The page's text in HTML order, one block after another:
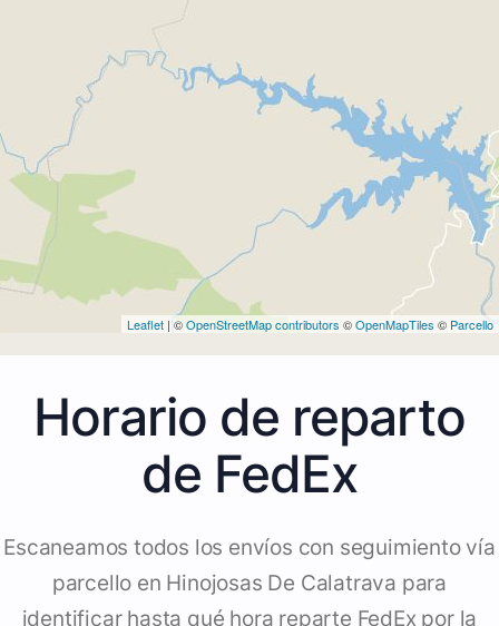
Leaflet | ©OpenStreetMap contributors ©OpenMapTiles © Parcello
Horario de reparto
de FedEx
Escaneamos todos los envíos con seguimiento vía
parcello en Hinojosas De Calatrava para
identificar hasta qué hora reparte FedEx por la